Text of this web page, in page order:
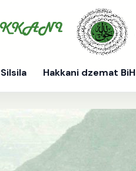
Silsila Hakkani dzemat BiH